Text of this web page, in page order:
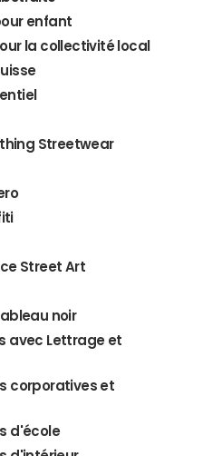
enfant
la collectivité local
Streetwear
Street Art
noir
avec Lettrage et
corporatives et
d'école